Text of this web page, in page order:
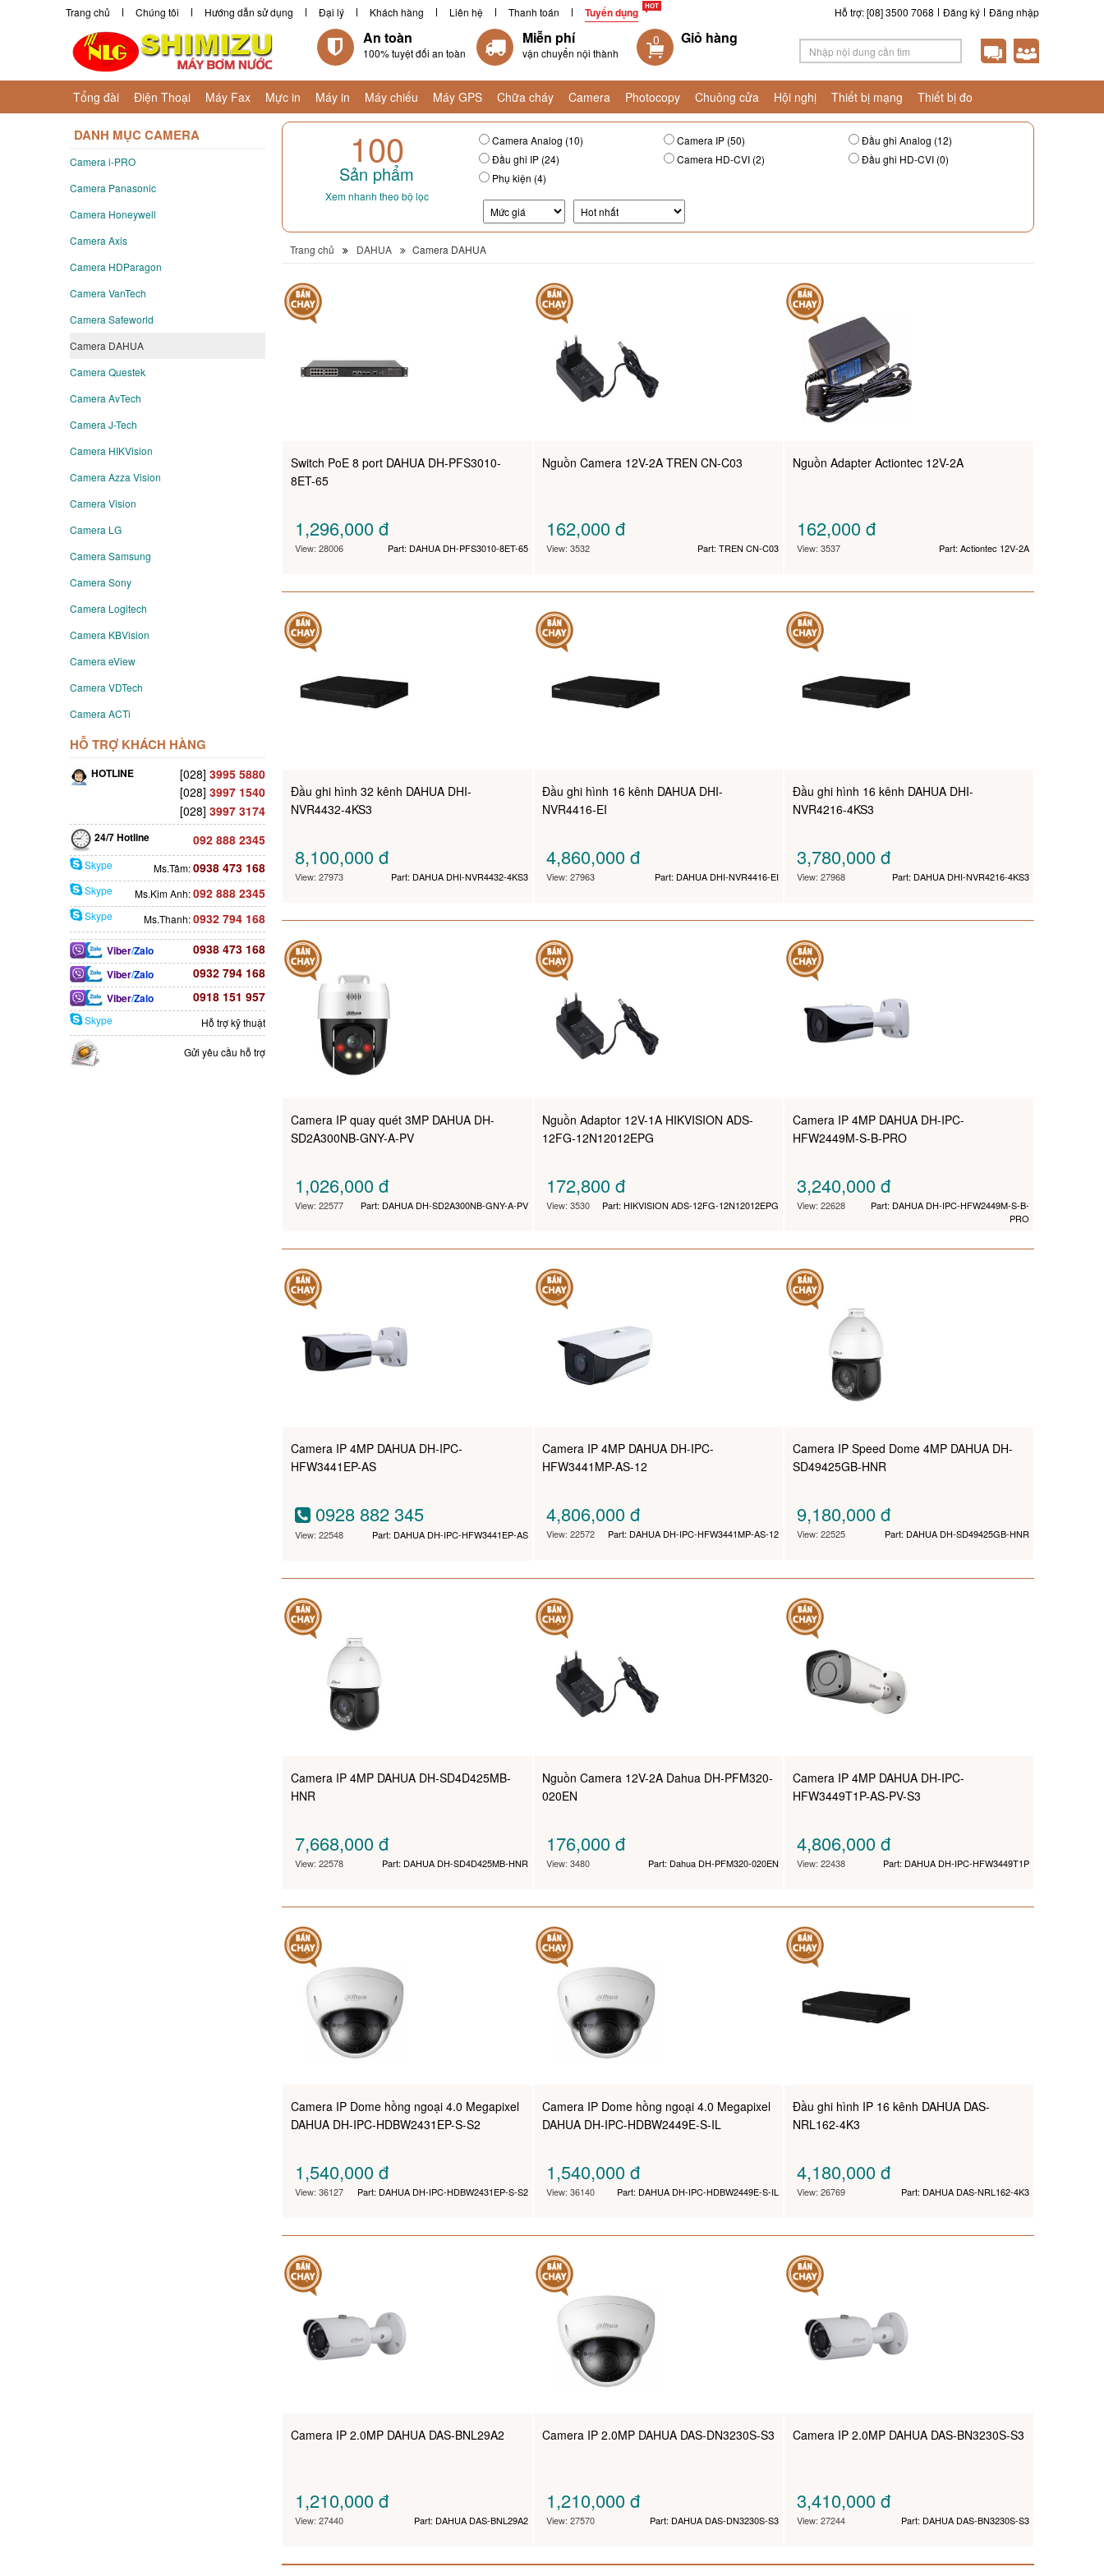
Trang chủ Chúng tôi Hướng dẫn sử dụng Đại lý Khách hàng Liên hệ Thanh toán Tuyển dụng Đăng nhập
Đăng ký
Hỗ trợ: [08] 3500 7068
An toàn
100% tuyệt đối an toàn
Miễn phí
vận chuyển nội thành
0 Giỏ hàng
Tổng đài Điện Thoại Máy Fax Mực in Máy in Máy chiếu Máy GPS Chữa cháy Camera Photocopy Chuông cửa Hội nghị Thiết bị mạng Thiết bị đo
DANH MỤC CAMERA
Camera i-PRO
Camera Panasonic
Camera Honeywell
Camera Axis
Camera HDParagon
Camera VanTech
Camera Safeworld
Camera DAHUA
Camera Questek
Camera AvTech
Camera J-Tech
Camera HIKVision
Camera Azza Vision
Camera Vision
Camera LG
Camera Samsung
Camera Sony
Camera Logitech
Camera KBVision
Camera eView
Camera VDTech
Camera ACTi
HỖ TRỢ KHÁCH HÀNG
HOTLINE [028]3995 5880
[028]3997 1540
[028]3997 3174
24/7 Hotline 092 888 2345
Skype Ms.Tâm:0938 473 168
Skype Ms.Kim Anh:092 888 2345
Skype Ms.Thanh:0932 794 168
Viber/Zalo 0938 473 168
Viber/Zalo 0932 794 168
Viber/Zalo 0918 151 957
Skype Hỗ trợ kỹ thuật
Gửi yêu cầu hỗ trợ
100
Sản phẩm
Xem nhanh theo bộ lọc
Camera Analog (10) Camera IP (50)
Đầu ghi Analog (12)
Đầu ghi IP (24)
Camera HD-CVI (2)
Đầu ghi HD-CVI (0)
Phụ kiện (4)
Trang chủ DAHUA Camera DAHUA
Switch PoE 8 port DAHUA DH-PFS3010-
8ET-65
1,296,000đ
View: 28006 Part: DAHUA DH-PFS3010-8ET-65
Nguồn Camera 12V-2A TREN CN-C03
162,000đ
View: 3532 Part: TREN CN-C03
Nguồn Adapter Actiontec 12V-2A
162,000đ
View: 3537 Part: Actiontec 12V-2A
Đầu ghi hình 32 kênh DAHUA DHI-
NVR4432-4KS3
8,100,000đ
View: 27973 Part: DAHUA DHI-NVR4432-4KS3
Đầu ghi hình 16 kênh DAHUA DHI-
NVR4416-EI
4,860,000đ
View: 27963 Part: DAHUA DHI-NVR4416-EI
Đầu ghi hình 16 kênh DAHUA DHI-
NVR4216-4KS3
3,780,000đ
View: 27968 Part: DAHUA DHI-NVR4216-4KS3
Camera IP quay quét 3MP DAHUA DH-
SD2A300NB-GNY-A-PV
1,026,000đ
View: 22577 Part: DAHUA DH-SD2A300NB-GNY-A-PV
Nguồn Adaptor 12V-1A HIKVISION ADS-
12FG-12N12012EPG
172,800đ
View: 3530 Part: HIKVISION ADS-12FG-12N12012EPG
Camera IP 4MP DAHUA DH-IPC-
HFW2449M-S-B-PRO
3,240,000đ
View: 22628
Part: DAHUA DH-IPC-HFW2449M-S-B-
PRO
Camera IP 4MP DAHUA DH-IPC-
HFW3441EP-AS
0928 882 345
View: 22548 Part: DAHUA DH-IPC-HFW3441EP-AS
Camera IP 4MP DAHUA DH-IPC-
HFW3441MP-AS-12
4,806,000đ
View: 22572 Part: DAHUA DH-IPC-HFW3441MP-AS-12
Camera IP Speed Dome 4MP DAHUA DH-
SD49425GB-HNR
9,180,000đ
View: 22525 Part: DAHUA DH-SD49425GB-HNR
Camera IP 4MP DAHUA DH-SD4D425MB-
HNR
7,668,000đ
View: 22578 Part: DAHUA DH-SD4D425MB-HNR
Nguồn Camera 12V-2A Dahua DH-PFM320-
020EN
176,000đ
View: 3480 Part: Dahua DH-PFM320-020EN
Camera IP 4MP DAHUA DH-IPC-
HFW3449T1P-AS-PV-S3
4,806,000đ
View: 22438 Part: DAHUA DH-IPC-HFW3449T1P
Camera IP Dome hồng ngoại 4.0 Megapixel
DAHUA DH-IPC-HDBW2431EP-S-S2
1,540,000đ
View: 36127 Part: DAHUA DH-IPC-HDBW2431EP-S-S2
Camera IP Dome hồng ngoại 4.0 Megapixel
DAHUA DH-IPC-HDBW2449E-S-IL
1,540,000đ
View: 36140 Part: DAHUA DH-IPC-HDBW2449E-S-IL
Đầu ghi hình IP 16 kênh DAHUA DAS-
NRL162-4K3
4,180,000đ
View: 26769 Part: DAHUA DAS-NRL162-4K3
Camera IP 2.0MP DAHUA DAS-BNL29A2
1,210,000đ
View: 27440 Part: DAHUA DAS-BNL29A2
Camera IP 2.0MP DAHUA DAS-DN3230S-S3
1,210,000đ
View: 27570 Part: DAHUA DAS-DN3230S-S3
Camera IP 2.0MP DAHUA DAS-BN3230S-S3
3,410,000đ
View: 27244 Part: DAHUA DAS-BN3230S-S3